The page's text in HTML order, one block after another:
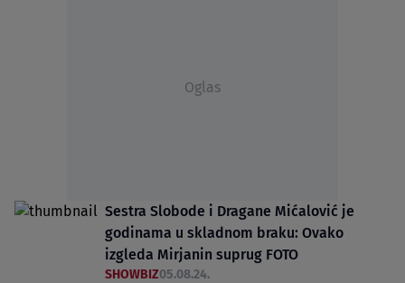
Oglas
Sestra Slobode i Dragane Mićalović je
godinama u skladnom braku: Ovako
izgleda Mirjanin suprug FOTO
SHOWBIZ05.08.24.